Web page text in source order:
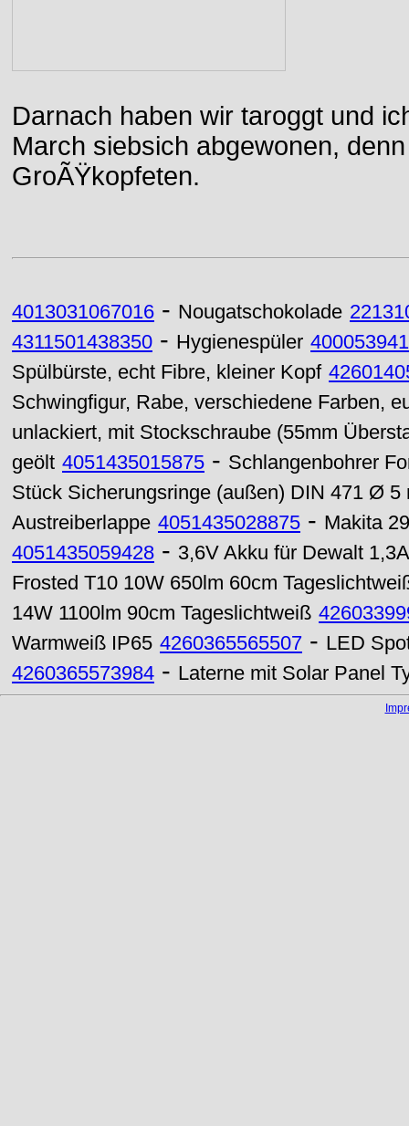
Darnach haben wir taroggt und
March siebsich abgewonen,
GroÃŸkopfeten.
4013031067016 - Nougatschokolade
4311501438350 - Hygienespüler
Spülbürste, echt Fibre, kleiner Kopf
Schwingfigur, Rabe, verschiedene Farben,
unlackiert, mit Stockschraube (55mm
geölt 4051435015875 - Schlangenbohrer
Stück Sicherungsringe (außen) DIN 471 Ø 5
Austreiberlappe 4051435028875 - Makita
4051435059428 - 3,6V Akku für Dewalt
Frosted T10 10W 650lm 60cm
14W 1100lm 90cm Tageslichtweiß
Warmweiß IP65 4260365565507 - LED
4260365573984 - Laterne mit Solar Panel